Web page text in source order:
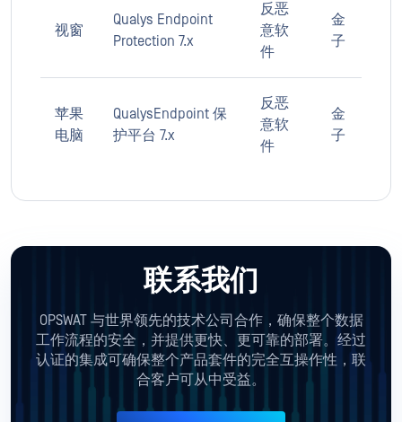
视窗
Qualys Endpoint
Protection 7.x
反恶
意软
件
金
子
苹果
电脑
QualysEndpoint 保
护平台 7.x
反恶
意软
件
金
子
联系我们
OPSWAT 与世界领先的技术公司合作，确保整个数据
工作流程的安全，并提供更快、更可靠的部署。经过
认证的集成可确保整个产品套件的完全互操作性，联
合客户可从中受益。